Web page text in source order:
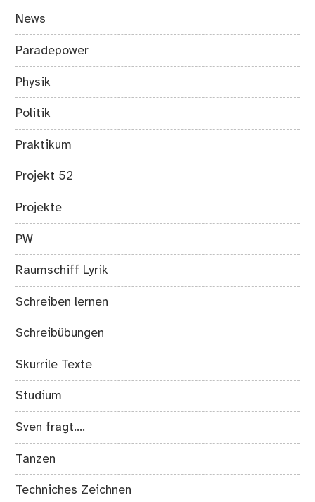
News
Paradepower
Physik
Politik
Praktikum
Projekt 52
Projekte
PW
Raumschiff Lyrik
Schreiben lernen
Schreibübungen
Skurrile Texte
Studium
Sven fragt….
Tanzen
Techniches Zeichnen